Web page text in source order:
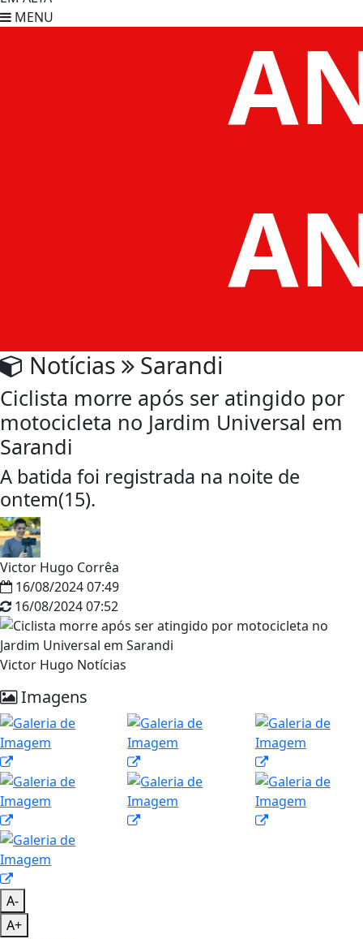
MENU
Notícias Sarandi
Ciclista morre após ser atingido por
motocicleta no Jardim Universal em
Sarandi
A batida foi registrada na noite de
ontem(15).
Victor Hugo Corrêa
16/08/2024 07:49
16/08/2024 07:52
Victor Hugo Notícias
Imagens
A-
A+